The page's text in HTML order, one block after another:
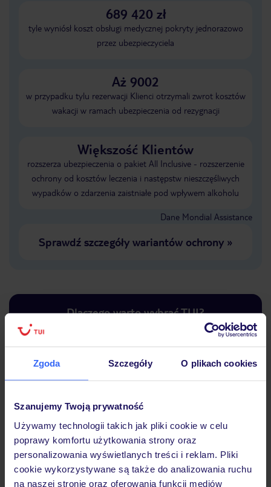
Zgoda Szczegóły O plikach cookies
Szanujemy Twoją prywatność
Używamy technologii takich jak pliki cookie w celu
poprawy komfortu użytkowania strony oraz
personalizowania wyświetlanych treści i reklam. Pliki
cookie wykorzystywane są także do analizowania ruchu
na naszej stronie oraz oferowania funkcji mediów
689 420 zł
tyle wyniósł koszt obsługi medycznej pokryty jednorazowo
przez ubezpieczyciela
Aż 9002
w przypadku tylu rezerwacji Klienci otrzymali zwrot kosztów
wakacji w ramach ubezpieczenia od rezygnacji
Większość Klientów
rozszerza ubezpieczenia o pakiet All Inclusive - rozszerzenie
ochrony od kosztów leczenia i następstw nieszczęśliwych
wypadków o zdarzenia zaistniałe pod wpływem alkoholu
Dane Mondial Assistance
Sprawdź szczegóły wariantów ochrony»
Dlaczego warto wybrać TUI?
Lider niskich cen
Hotel